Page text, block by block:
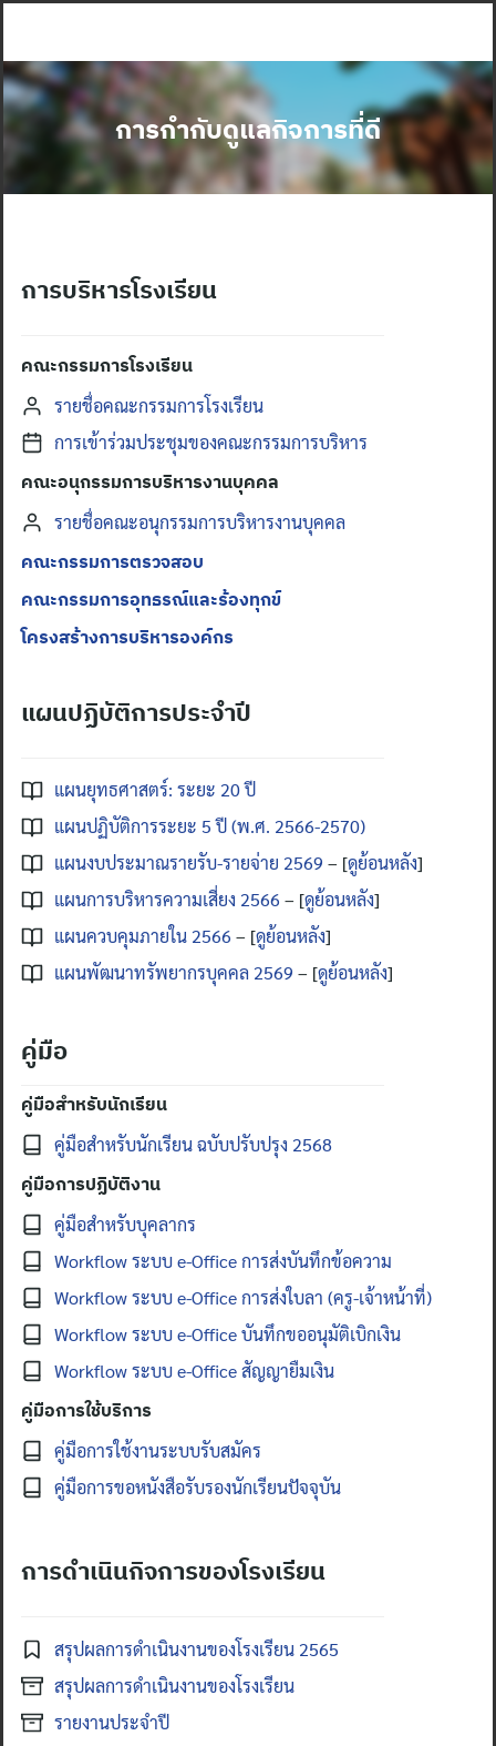
content
การกำกับดูแลกิจการที่ดี
การบริหารโรงเรียน
คณะกรรมการโรงเรียน
รายชื่อคณะกรรมการโรงเรียน
การเข้าร่วมประชุมของคณะกรรมการบริหาร
คณะอนุกรรมการบริหารงานบุคคล
รายชื่อคณะอนุกรรมการบริหารงานบุคคล
คณะกรรมการตรวจสอบ
คณะกรรมการอุทธรณ์และร้องทุกข์
โครงสร้างการบริหารองค์กร
แผนปฏิบัติการประจำปี
แผนยุทธศาสตร์: ระยะ 20 ปี
แผนปฏิบัติการระยะ 5 ปี (พ.ศ. 2566-2570)
แผนงบประมาณรายรับ-รายจ่าย 2569 – [ดูย้อนหลัง]
แผนการบริหารความเสี่ยง 2566 – [ดูย้อนหลัง]
แผนควบคุมภายใน 2566 – [ดูย้อนหลัง]
แผนพัฒนาทรัพยากรบุคคล 2569 – [ดูย้อนหลัง]
คู่มือ
คู่มือสำหรับนักเรียน
คู่มือสำหรับนักเรียน ฉบับปรับปรุง 2568
คู่มือการปฏิบัติงาน
คู่มือสำหรับบุคลากร
Workflow ระบบ e-Office การส่งบันทึกข้อความ
Workflow ระบบ e-Office การส่งใบลา (ครู-เจ้าหน้าที่)
Workflow ระบบ e-Office บันทึกขออนุมัติเบิกเงิน
Workflow ระบบ e-Office สัญญายืมเงิน
คู่มือการใช้บริการ
คู่มือการใช้งานระบบรับสมัคร
คู่มือการขอหนังสือรับรองนักเรียนปัจจุบัน
การดำเนินกิจการของโรงเรียน
สรุปผลการดำเนินงานของโรงเรียน 2565
สรุปผลการดำเนินงานของโรงเรียน
รายงานประจำปี